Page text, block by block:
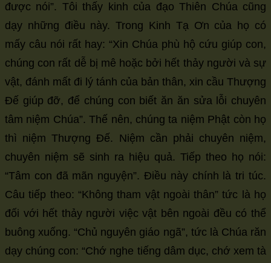
được nói”. Tôi thấy kinh của đạo Thiên Chúa cũng
dạy những điều này. Trong Kinh Tạ Ơn của họ có
mấy câu nói rất hay: “Xin Chúa phù hộ cứu giúp con,
chúng con rất dễ bị mê hoặc bởi hết thảy người và sự
vật, đánh mất đi lý tánh của bản thân, xin cầu Thượng
Đế giúp đỡ, để chúng con biết ăn ăn sửa lỗi chuyên
tâm niệm Chúa”. Thế nên, chúng ta niệm Phật còn họ
thì niệm Thượng Đế. Niệm cần phải chuyên niệm,
chuyên niệm sẽ sinh ra hiệu quả. Tiếp theo họ nói:
“Tâm con đã mãn nguyện”. Điều này chính là tri túc.
Câu tiếp theo: “Không tham vật ngoài thân” tức là họ
đối với hết thảy người việc vật bên ngoài đều có thể
buông xuống. “Chủ nguyên giáo ngã”, tức là Chúa răn
dạy chúng con: “Chớ nghe tiếng dâm dục, chớ xem tà